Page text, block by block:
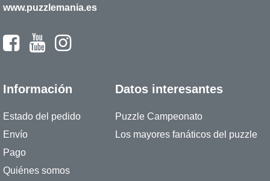
www.puzzlemania.es
Información
Estado del pedido
Envío
Pago
Quiénes somos
Datos interesantes
Puzzle Campeonato
Los mayores fanáticos del puzzle